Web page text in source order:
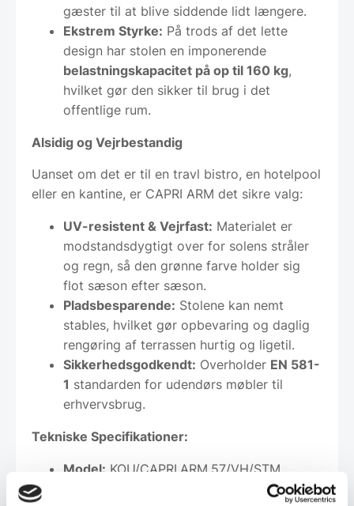
gæster til at blive siddende lidt længere.
Ekstrem Styrke: På trods af det lette
design har stolen en imponerende
belastningskapacitet på op til 160 kg,
hvilket gør den sikker til brug i det
offentlige rum.
Alsidig og Vejrbestandig
Uanset om det er til en travl bistro, en hotelpool
eller en kantine, er CAPRI ARM det sikre valg:
UV-resistent & Vejrfast: Materialet er
modstandsdygtigt over for solens stråler
og regn, så den grønne farve holder sig
flot sæson efter sæson.
Pladsbesparende: Stolene kan nemt
stables, hvilket gør opbevaring og daglig
rengøring af terrassen hurtig og ligetil.
Sikkerhedsgodkendt: Overholder EN 581-
1 standarden for udendørs møbler til
erhvervsbrug.
Tekniske Specifikationer:
Model: KOU/CAPRI.ARM.57/VH/STM